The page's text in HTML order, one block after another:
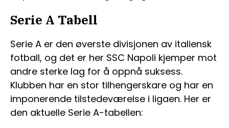
Serie A Tabell
Serie A er den øverste divisjonen av italiensk
fotball, og det er her SSC Napoli kjemper mot
andre sterke lag for å oppnå suksess.
Klubben har en stor tilhengerskare og har en
imponerende tilstedeværelse i ligaen. Her er
den aktuelle Serie A-tabellen: